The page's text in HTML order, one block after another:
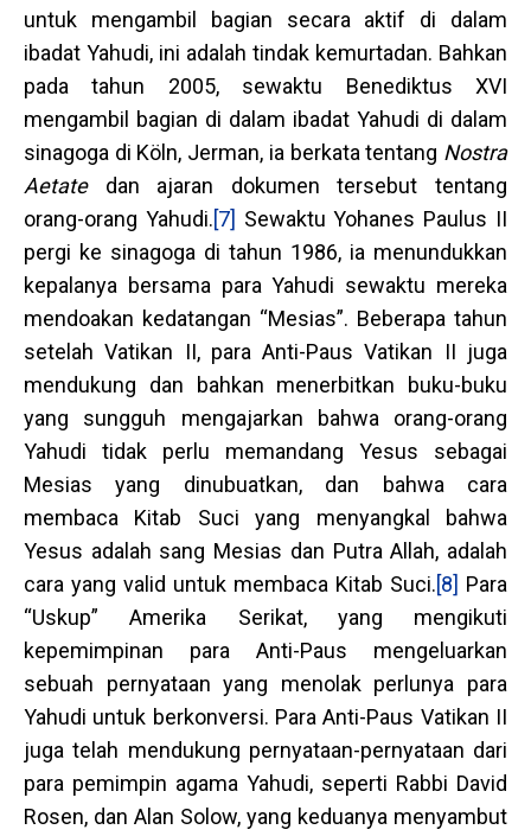
untuk mengambil bagian secara aktif di dalam
ibadat Yahudi, ini adalah tindak kemurtadan. Bahkan
pada tahun 2005, sewaktu Benediktus XVI
mengambil bagian di dalam ibadat Yahudi di dalam
sinagoga di Köln, Jerman, ia berkata tentang Nostra
Aetatedan ajaran dokumen tersebut tentang
orang-orang Yahudi.[7] Sewaktu Yohanes Paulus II
pergi ke sinagoga di tahun 1986, ia menundukkan
kepalanya bersama para Yahudi sewaktu mereka
mendoakan kedatangan “Mesias”. Beberapa tahun
setelah Vatikan II, para Anti-Paus Vatikan II juga
mendukung dan bahkan menerbitkan buku-buku
yang sungguh mengajarkan bahwa orang-orang
Yahudi tidak perlu memandang Yesus sebagai
Mesias yang dinubuatkan, dan bahwa cara
membaca Kitab Suci yang menyangkal bahwa
Yesus adalah sang Mesias dan Putra Allah, adalah
cara yang valid untuk membaca Kitab Suci.[8] Para
“Uskup” Amerika Serikat, yang mengikuti
kepemimpinan para Anti-Paus mengeluarkan
sebuah pernyataan yang menolak perlunya para
Yahudi untuk berkonversi. Para Anti-Paus Vatikan II
juga telah mendukung pernyataan-pernyataan dari
para pemimpin agama Yahudi, seperti Rabbi David
Rosen, dan Alan Solow, yang keduanya menyambut